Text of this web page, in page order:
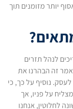
יותר מזומנים תוך
לנהל תזרים
זה הבהרנו את
נוסיף על כך, כי
על פניו, אך
לחלוטין, אנחנו